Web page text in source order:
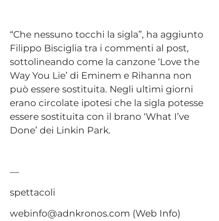
“Che nessuno tocchi la sigla”, ha aggiunto
Filippo Bisciglia tra i commenti al post,
sottolineando come la canzone ‘Love the
Way You Lie’ di Eminem e Rihanna non
può essere sostituita. Negli ultimi giorni
erano circolate ipotesi che la sigla potesse
essere sostituita con il brano ‘What I’ve
Done’ dei Linkin Park.
—
spettacoli
webinfo@adnkronos.com (Web Info)